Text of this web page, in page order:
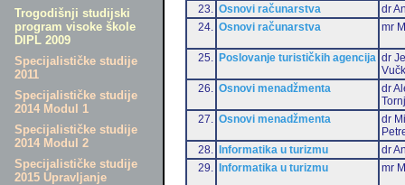
Trogodišnji studijski
program visoke škole
DIPL 2009
Specijalističke studije
2011
Specijalističke studije
2014 Modul 1
Specijalističke studije
2014 Modul 2
Specijalističke studije
2015 Upravljanje
23.
Osnovi računarstva
dr
24.
Osnovi računarstva mr
25. Poslovanje turističkih agencija dr
26.
Osnovi menadžmenta
dr
27.
Osnovi menadžmenta
dr
28.
Informatika u turizmu
dr
29.
Informatika u turizmu mr